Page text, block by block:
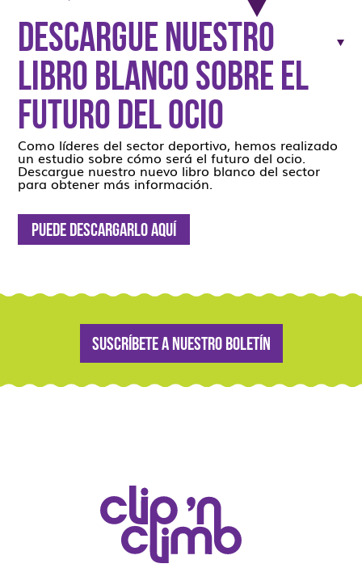
Descargue nuestro
libro blanco sobre el
futuro del ocio
Como líderes del sector deportivo, hemos realizado
un estudio sobre cómo será el futuro del ocio.
Descargue nuestro nuevo libro blanco del sector
para obtener más información.
Puede descargarlo aquí
Suscríbete a nuestro boletín